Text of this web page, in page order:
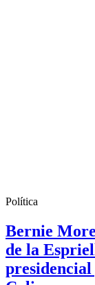
Política
Bernie
de la